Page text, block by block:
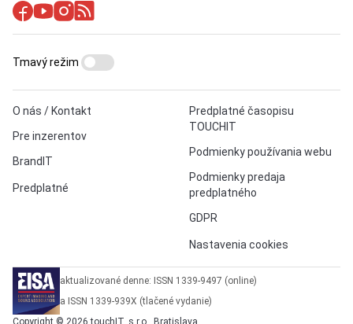
O nás / Kontakt
Pre inzerentov
BrandIT
Predplatné
Predplatné časopisu
TOUCHIT
Podmienky používania webu
Podmienky predaja
predplatného
GDPR
Nastavenia cookies
Tmavý režim
aktualizované denne: ISSN 1339-9497 (online)
a ISSN 1339-939X (tlačené vydanie)
Copyright © 2026 touchIT, s.r.o., Bratislava.